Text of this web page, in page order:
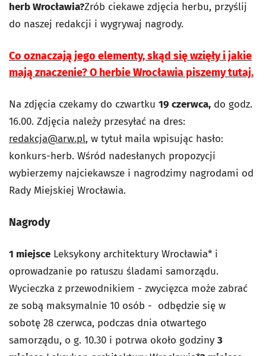
herb Wrocławia?Zrób ciekawe zdjęcia herbu, przyślij
do naszej redakcji i wygrywaj nagrody.
Co oznaczają jego elementy, skąd się wzięły i jakie
mają znaczenie? O herbie Wrocławia piszemy tutaj.
Na zdjęcia czekamy do czwartku 19 czerwca, do godz.
16.00. Zdjęcia należy przesyłać na dres:
redakcja@arw.pl, w tytuł maila wpisując hasło:
konkurs-herb. Wśród nadesłanych propozycji
wybierzemy najciekawsze i nagrodzimy nagrodami od
Rady Miejskiej Wrocławia.
Nagrody
1 miejsce Leksykony architektury Wrocławia* i
oprowadzanie po ratuszu śladami samorządu.
Wycieczka z przewodnikiem - zwycięzca może zabrać
ze sobą maksymalnie 10 osób - odbędzie się w
sobotę 28 czerwca, podczas dnia otwartego
samorządu, o g. 10.30 i potrwa około godziny 3